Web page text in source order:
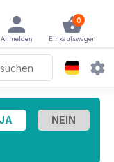
0
Einkaufswagen
Anmelden